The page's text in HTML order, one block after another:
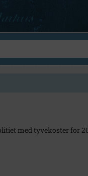
med tyvekoster for